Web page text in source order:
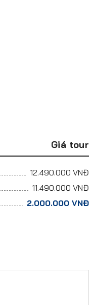
Giá tour
12.490.000 VNĐ
11.490.000 VNĐ
2.000.000 VNĐ